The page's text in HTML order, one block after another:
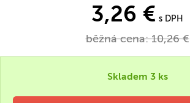
3,26 € s DPH
běžná cena:10,26 €
Skladem 3 ks